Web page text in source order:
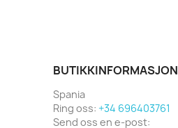
BUTIKKINFORMASJON
Spania
Ring oss: +34 696403761
Send oss en e-post: